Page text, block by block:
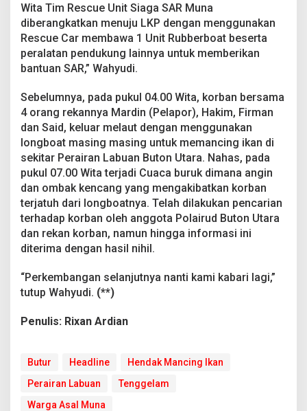
d
i
e
r
a
r
n
L
a
b
u
a
n
B
u
t
r
Wita Tim Rescue Unit Siaga SAR Muna
diberangkatkan menuju LKP dengan menggunakan
Rescue Car membawa 1 Unit Rubberboat beserta
peralatan pendukung lainnya untuk memberikan
bantuan SAR,” Wahyudi.
Sebelumnya, pada pukul 04.00 Wita, korban bersama
4 orang rekannya Mardin (Pelapor), Hakim, Firman
dan Said, keluar melaut dengan menggunakan
longboat masing masing untuk memancing ikan di
sekitar Perairan Labuan Buton Utara. Nahas, pada
pukul 07.00 Wita terjadi Cuaca buruk dimana angin
dan ombak kencang yang mengakibatkan korban
terjatuh dari longboatnya. Telah dilakukan pencarian
terhadap korban oleh anggota Polairud Buton Utara
dan rekan korban, namun hingga informasi ini
diterima dengan hasil nihil.
“Perkembangan selanjutnya nanti kami kabari lagi,”
tutup Wahyudi. (**)
Penulis: Rixan Ardian
Butur Headline
Hendak Mancing Ikan
Perairan Labuan
Tenggelam
Warga Asal Muna